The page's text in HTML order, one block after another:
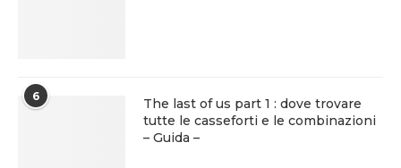
6
The last of us part 1 : dove trovare
tutte le casseforti e le combinazioni
– Guida –